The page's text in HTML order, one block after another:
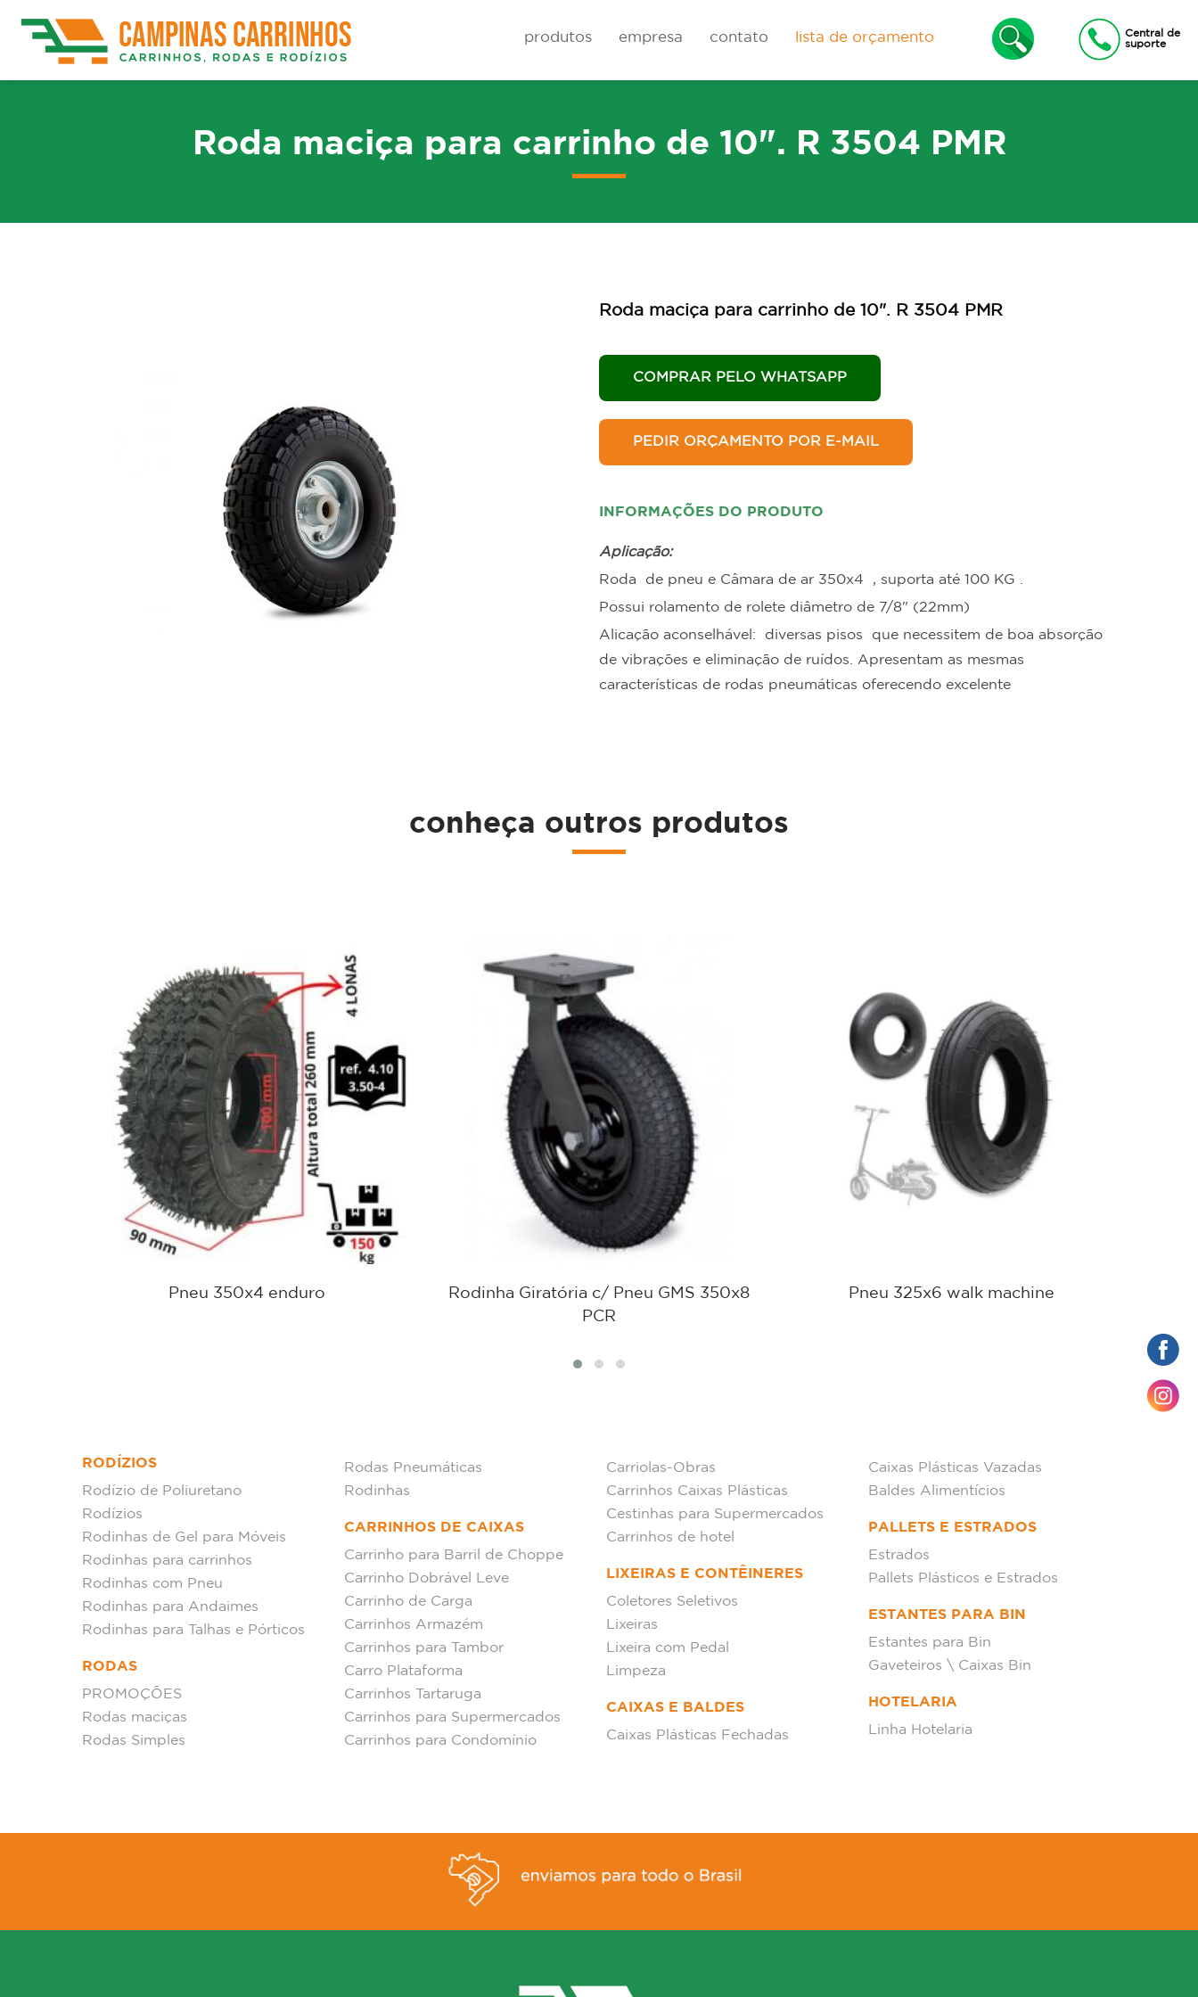
Central de
suporte
produtos
Estantes para Bin
empresa contato lista de orçamento
Roda maciça para carrinho de 10". R 3504 PMR
Roda maciça para carrinho de 10". R 3504 PMR
COMPRAR PELO WHATSAPP
PEDIR ORÇAMENTO POR E-MAIL
INFORMAÇÕES DO PRODUTO
Aplicação:
Roda de pneu e Câmara de ar 350x4 , suporta até 100 KG .
Possui rolamento de rolete diâmetro de 7/8" (22mm)
Alicação aconselhável: diversas pisos que necessitem de boa absorção
de vibrações e eliminação de ruídos. Apresentam as mesmas
características de rodas pneumáticas oferecendo excelente
conheça outros produtos
Pneu 350x4 enduro
Rodinha Giratória c/ Pneu GMS 350x8
PCR
Pneu 325x6 walk machine
RODÍZIOS
Rodízio de Poliuretano
Rodízios
Rodinhas de Gel para Móveis
Rodinhas para carrinhos
Rodinhas com Pneu
Rodinhas para Andaimes
Rodinhas para Talhas e Pórticos
RODAS
PROMOÇÕES
Rodas maciças
Rodas Simples
Rodas Pneumáticas
Rodinhas
CARRINHOS DE CAIXAS
Carrinho para Barril de Choppe
Carrinho Dobrável Leve
Carrinho de Carga
Carrinhos Armazém
Carrinhos para Tambor
Carro Plataforma
Carrinhos Tartaruga
Carrinhos para Supermercados
Carrinhos para Condomínio
Carriolas-Obras
Carrinhos Caixas Plásticas
Cestinhas para Supermercados
Carrinhos de hotel
LIXEIRAS E CONTÊINERES
Coletores Seletivos
Lixeiras
Lixeira com Pedal
Limpeza
CAIXAS E BALDES
Caixas Plásticas Fechadas
Caixas Plásticas Vazadas
Baldes Alimentícios
PALLETS E ESTRADOS
Estrados
Pallets Plásticos e Estrados
ESTANTES PARA BIN
Estantes para Bin
Gaveteiros \ Caixas Bin
HOTELARIA
Linha Hotelaria